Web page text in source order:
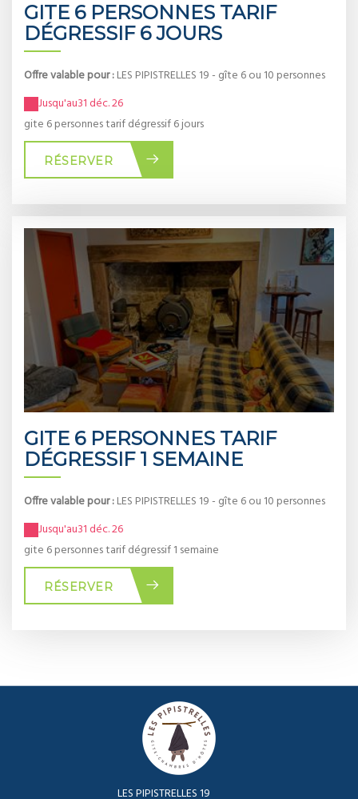
GITE 6 PERSONNES TARIF
DÉGRESSIF 6 JOURS
Offre valable pour :LES PIPISTRELLES 19 - gîte 6 ou 10 personnes
Jusqu'au31 déc. 26
gite 6 personnes tarif dégressif 6 jours
RÉSERVER
GITE 6 PERSONNES TARIF
DÉGRESSIF 1 SEMAINE
Offre valable pour :LES PIPISTRELLES 19 - gîte 6 ou 10 personnes
Jusqu'au31 déc. 26
gite 6 personnes tarif dégressif 1 semaine
RÉSERVER
LES PIPISTRELLES 19